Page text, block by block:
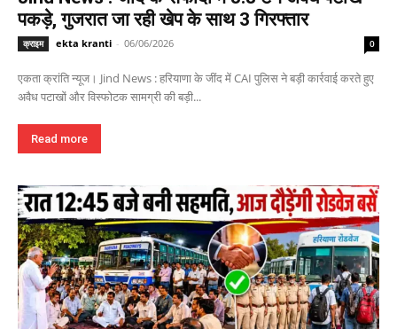
पकड़े, गुजरात जा रही खेप के साथ 3 गिरफ्तार
क्राइम ekta kranti - 06/06/2026 0
एकता क्रांति न्यूज। Jind News : हरियाणा के जींद में CAI पुलिस ने बड़ी कार्रवाई करते हुए
अवैध पटाखों और विस्फोटक सामग्री की बड़ी...
Read more